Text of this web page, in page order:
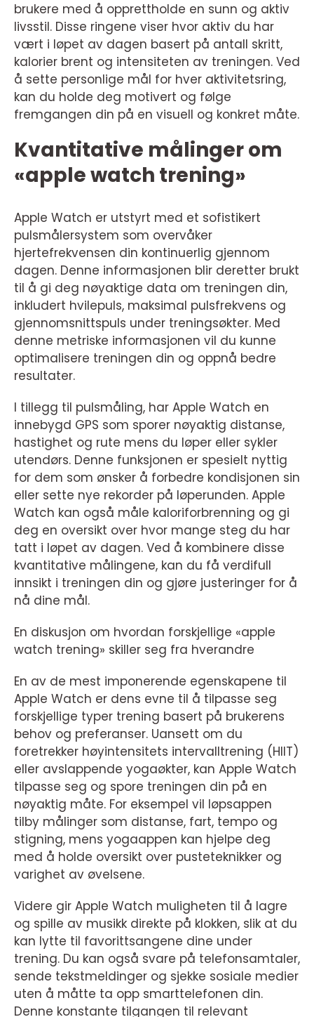
brukere med å opprettholde en sunn og aktiv
livsstil. Disse ringene viser hvor aktiv du har
vært i løpet av dagen basert på antall skritt,
kalorier brent og intensiteten av treningen. Ved
å sette personlige mål for hver aktivitetsring,
kan du holde deg motivert og følge
fremgangen din på en visuell og konkret måte.
Kvantitative målinger om
«apple watch trening»
Apple Watch er utstyrt med et sofistikert
pulsmålersystem som overvåker
hjertefrekvensen din kontinuerlig gjennom
dagen. Denne informasjonen blir deretter brukt
til å gi deg nøyaktige data om treningen din,
inkludert hvilepuls, maksimal pulsfrekvens og
gjennomsnittspuls under treningsøkter. Med
denne metriske informasjonen vil du kunne
optimalisere treningen din og oppnå bedre
resultater.
I tillegg til pulsmåling, har Apple Watch en
innebygd GPS som sporer nøyaktig distanse,
hastighet og rute mens du løper eller sykler
utendørs. Denne funksjonen er spesielt nyttig
for dem som ønsker å forbedre kondisjonen sin
eller sette nye rekorder på løperunden. Apple
Watch kan også måle kaloriforbrenning og gi
deg en oversikt over hvor mange steg du har
tatt i løpet av dagen. Ved å kombinere disse
kvantitative målingene, kan du få verdifull
innsikt i treningen din og gjøre justeringer for å
nå dine mål.
En diskusjon om hvordan forskjellige «apple
watch trening» skiller seg fra hverandre
En av de mest imponerende egenskapene til
Apple Watch er dens evne til å tilpasse seg
forskjellige typer trening basert på brukerens
behov og preferanser. Uansett om du
foretrekker høyintensitets intervalltrening (HIIT)
eller avslappende yogaøkter, kan Apple Watch
tilpasse seg og spore treningen din på en
nøyaktig måte. For eksempel vil løpsappen
tilby målinger som distanse, fart, tempo og
stigning, mens yogaappen kan hjelpe deg
med å holde oversikt over pusteteknikker og
varighet av øvelsene.
Videre gir Apple Watch muligheten til å lagre
og spille av musikk direkte på klokken, slik at du
kan lytte til favorittsangene dine under
trening. Du kan også svare på telefonsamtaler,
sende tekstmeldinger og sjekke sosiale medier
uten å måtte ta opp smarttelefonen din.
Denne konstante tilgangen til relevant